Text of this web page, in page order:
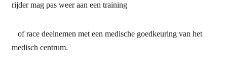
rijder mag pas weer aan een training
of race deelnemen met een medische goedkeuring van het
medisch centrum.